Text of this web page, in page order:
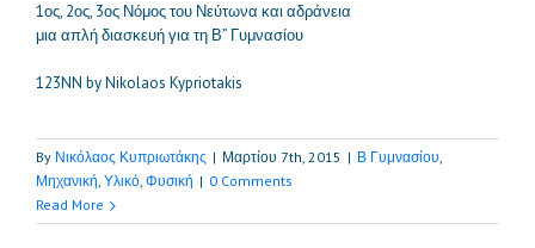
1ος, 2ος, 3ος Νόμος του Νεύτωνα και αδράνεια
μια απλή διασκευή για τη Β” Γυμνασίου
123NN by Nikolaos Kypriotakis
By Νικόλαος Κυπριωτάκης | Μαρτίου 7th, 2015 | Β Γυμνασίου,
Μηχανική, Υλικό, Φυσική | 0 Comments
Read More